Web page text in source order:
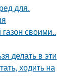
для.
своими..
делать в эти
ходить на